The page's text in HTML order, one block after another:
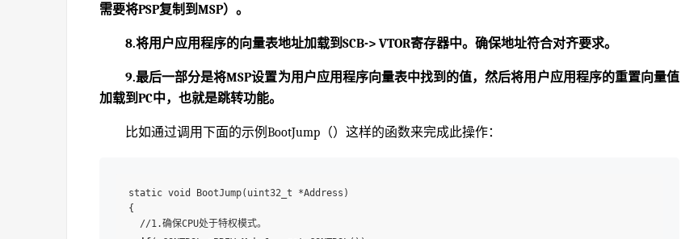
需要将PSP复制到MSP）。
8.将用户应用程序的向量表地址加载到SCB-> VTOR寄存器中。确保地址符合对齐要求。
9.最后一部分是将MSP设置为用户应用程序向量表中找到的值，然后将用户应用程序的重置向量值
加载到PC中，也就是跳转功能。
比如通过调用下面的示例BootJump（）这样的函数来完成此操作：
static void BootJump(uint32_t *Address)
{
//1.确保CPU处于特权模式。